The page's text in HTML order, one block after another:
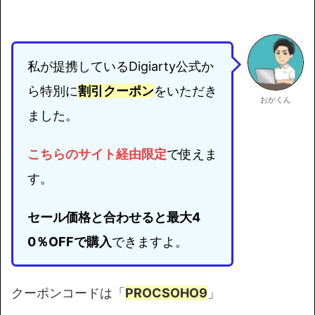
私が提携しているDigiarty公式か
ら特別に割引クーポンをいただき
ました。
こちらのサイト経由限定で使えま
す。
セール価格と合わせると最大4
0％OFFで購入できますよ。
おかくん
クーポンコードは「 PROCSOHO9 」